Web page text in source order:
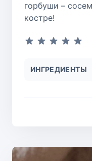
горбуши –
костре!
ИНГРЕДИЕНТЫ